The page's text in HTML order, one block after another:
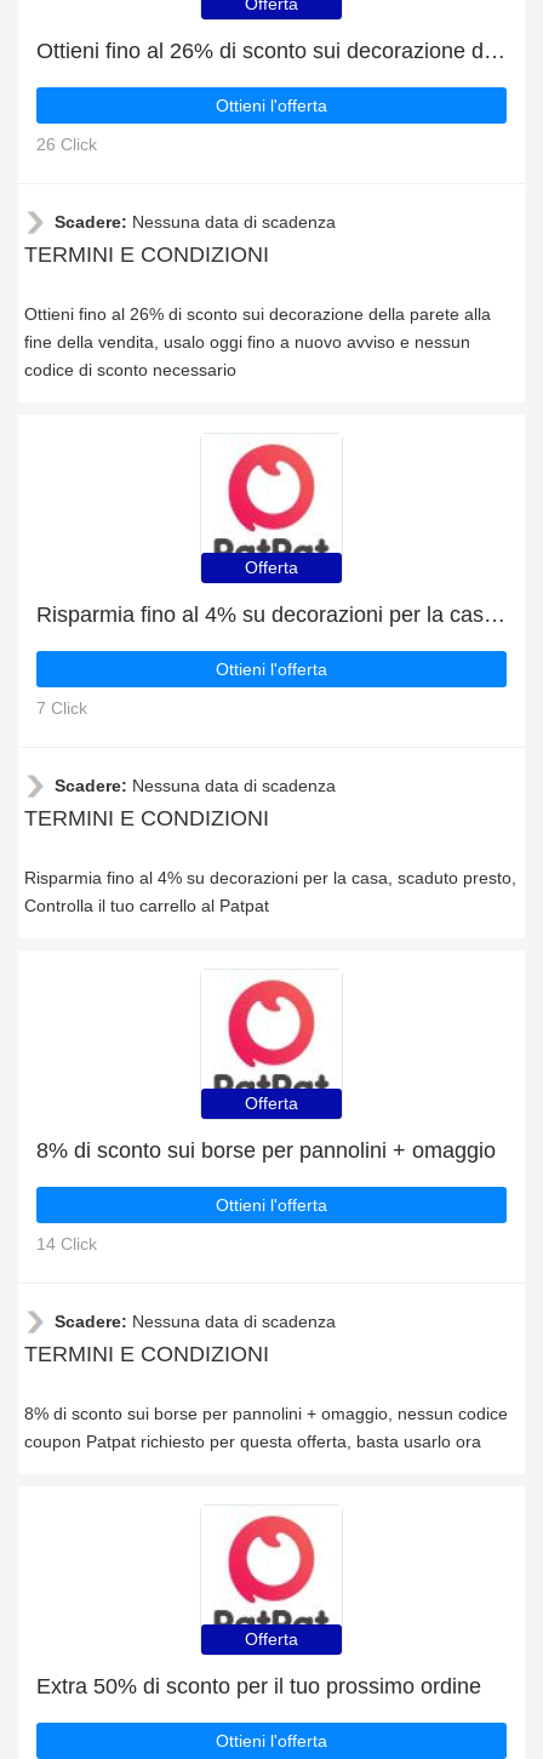
Ottieni fino al 26% di sconto sui decorazione della parete alla fine della vendita
Ottieni l'offerta
26 Click
Scadere: Nessuna data di scadenza
TERMINI E CONDIZIONI
Ottieni fino al 26% di sconto sui decorazione della parete alla
fine della vendita, usalo oggi fino a nuovo avviso e nessun
codice di sconto necessario
Offerta
Risparmia fino al 4% su decorazioni per la casa, scaduto presto
Ottieni l'offerta
7 Click
Scadere: Nessuna data di scadenza
TERMINI E CONDIZIONI
Risparmia fino al 4% su decorazioni per la casa, scaduto presto,
Controlla il tuo carrello al Patpat
Offerta
8% di sconto sui borse per pannolini + omaggio
Ottieni l'offerta
14 Click
Scadere: Nessuna data di scadenza
TERMINI E CONDIZIONI
8% di sconto sui borse per pannolini + omaggio, nessun codice
coupon Patpat richiesto per questa offerta, basta usarlo ora
Offerta
Extra 50% di sconto per il tuo prossimo ordine
Ottieni l'offerta